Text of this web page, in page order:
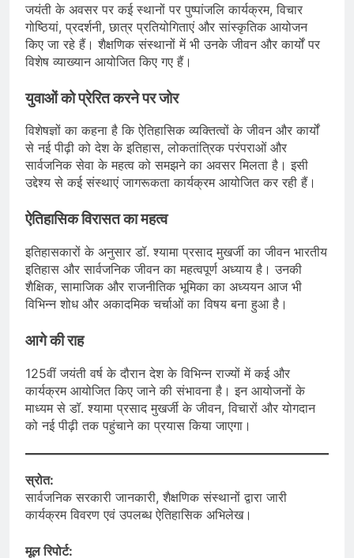
जयंती के अवसर पर कई स्थानों पर पुष्पांजलि कार्यक्रम, विचार
गोष्ठियां, प्रदर्शनी, छात्र प्रतियोगिताएं और सांस्कृतिक आयोजन
किए जा रहे हैं। शैक्षणिक संस्थानों में भी उनके जीवन और कार्यों पर
विशेष व्याख्यान आयोजित किए गए हैं।
युवाओं को प्रेरित करने पर जोर
विशेषज्ञों का कहना है कि ऐतिहासिक व्यक्तित्वों के जीवन और कार्यों
से नई पीढ़ी को देश के इतिहास, लोकतांत्रिक परंपराओं और
सार्वजनिक सेवा के महत्व को समझने का अवसर मिलता है। इसी
उद्देश्य से कई संस्थाएं जागरूकता कार्यक्रम आयोजित कर रही हैं।
ऐतिहासिक विरासत का महत्व
इतिहासकारों के अनुसार डॉ. श्यामा प्रसाद मुखर्जी का जीवन भारतीय
इतिहास और सार्वजनिक जीवन का महत्वपूर्ण अध्याय है। उनकी
शैक्षिक, सामाजिक और राजनीतिक भूमिका का अध्ययन आज भी
विभिन्न शोध और अकादमिक चर्चाओं का विषय बना हुआ है।
आगे की राह
125वीं जयंती वर्ष के दौरान देश के विभिन्न राज्यों में कई और
कार्यक्रम आयोजित किए जाने की संभावना है। इन आयोजनों के
माध्यम से डॉ. श्यामा प्रसाद मुखर्जी के जीवन, विचारों और योगदान
को नई पीढ़ी तक पहुंचाने का प्रयास किया जाएगा।
स्रोत:
सार्वजनिक सरकारी जानकारी, शैक्षणिक संस्थानों द्वारा जारी
कार्यक्रम विवरण एवं उपलब्ध ऐतिहासिक अभिलेख।
मूल रिपोर्ट: